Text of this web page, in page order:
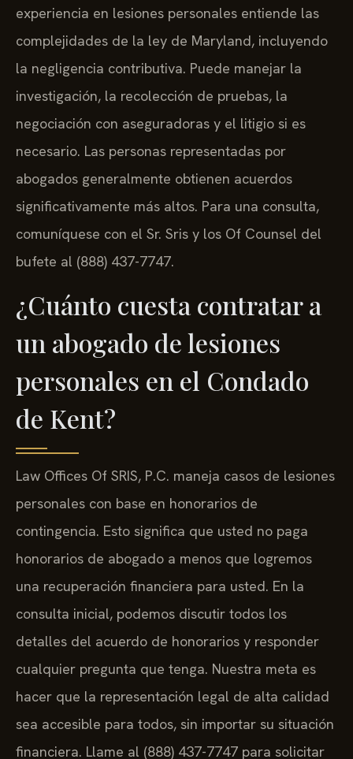
experiencia en lesiones personales entiende las
complejidades de la ley de Maryland, incluyendo
la negligencia contributiva. Puede manejar la
investigación, la recolección de pruebas, la
negociación con aseguradoras y el litigio si es
necesario. Las personas representadas por
abogados generalmente obtienen acuerdos
significativamente más altos. Para una consulta,
comuníquese con el Sr. Sris y los Of Counsel del
bufete al (888) 437-7747.
¿Cuánto cuesta contratar a
un abogado de lesiones
personales en el Condado
de Kent?
Law Offices Of SRIS, P.C. maneja casos de lesiones
personales con base en honorarios de
contingencia. Esto significa que usted no paga
honorarios de abogado a menos que logremos
una recuperación financiera para usted. En la
consulta inicial, podemos discutir todos los
detalles del acuerdo de honorarios y responder
cualquier pregunta que tenga. Nuestra meta es
hacer que la representación legal de alta calidad
sea accesible para todos, sin importar su situación
financiera. Llame al (888) 437-7747 para solicitar